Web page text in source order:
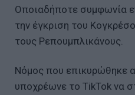
Οποιαδήποτε συμφωνία
την έγκριση του
τους Ρεπουμπλικάνους.
Νόμος που επικυρώθηκε
υποχρέωνε το TikTok να